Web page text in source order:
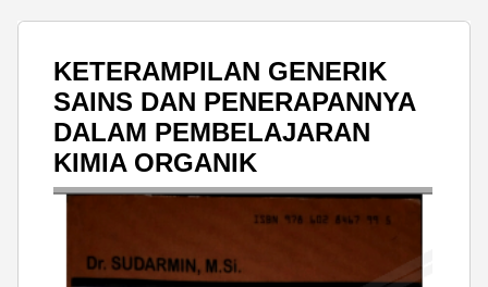
KETERAMPILAN GENERIK
SAINS DAN PENERAPANNYA
DALAM PEMBELAJARAN
KIMIA ORGANIK